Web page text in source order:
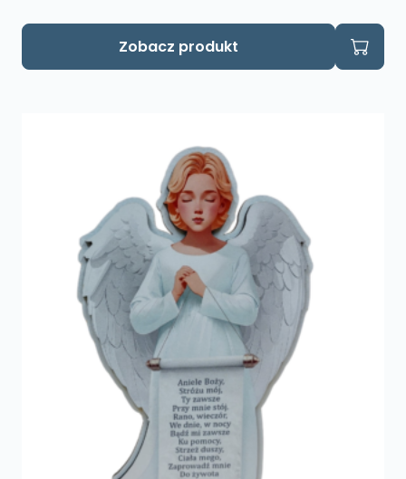
Zobacz produkt